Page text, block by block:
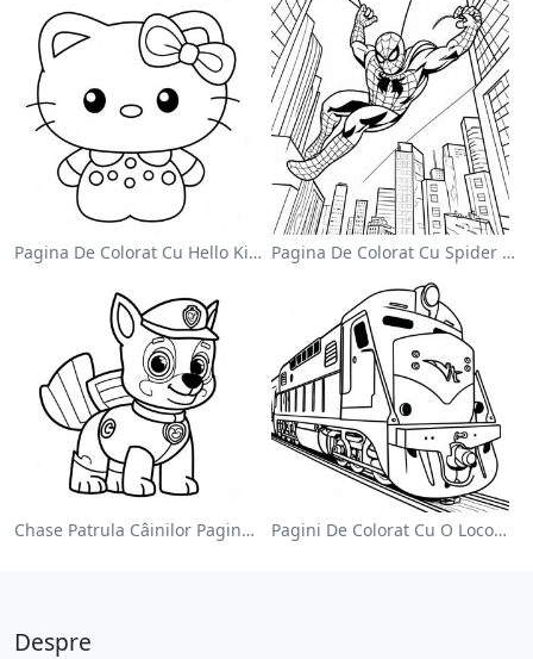
Pagina De Colorat Cu Hello Kitty Drăguță Cu Fundiță Pagina De Colorat Cu Spider Man Swinging Prin Oraș
Chase Patrula Câinilor Pagina De Colorat Pagini De Colorat Cu O Locomotivă Colorată
Despre